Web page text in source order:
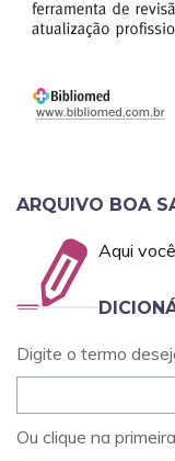
ARQUIVO BOA
Aqui
Digite o termo
Ou clique na